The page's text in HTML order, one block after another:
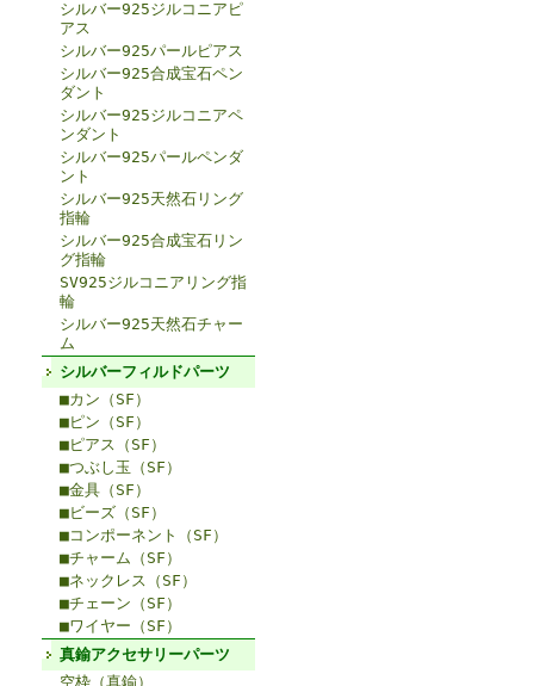
シルバー925ジルコニアピ
アス
シルバー925パールピアス
シルバー925合成宝石ペン
ダント
シルバー925ジルコニアペ
ンダント
シルバー925パールペンダ
ント
シルバー925天然石リング
指輪
シルバー925合成宝石リン
グ指輪
SV925ジルコニアリング指
輪
シルバー925天然石チャー
ム
シルバーフィルドパーツ
■カン（SF）
■ピン（SF）
■ピアス（SF）
■つぶし玉（SF）
■金具（SF）
■ビーズ（SF）
■コンポーネント（SF）
■チャーム（SF）
■ネックレス（SF）
■チェーン（SF）
■ワイヤー（SF）
真鍮アクセサリーパーツ
空枠（真鍮）